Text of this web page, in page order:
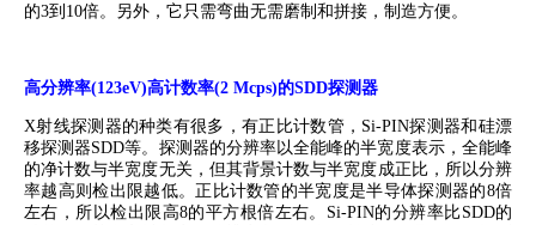
的3到 10倍。另外，它只需弯曲无需磨制和拼接，制造方便。
高分辨率(123eV)高计数率(2 Mcps)的SDD探测器
X射线探测器的种类有很多，有正比计数管， Si-PIN探测器和硅漂
移探测器SDD等。探测器的分辨率以全能峰的半宽度表示，全能峰
的净计数与半宽度无关，但其背景计数与半宽度成正比，所以分辨
率越高则检出限越低。正比计数管的半宽度是半导体探测器的8倍
左右，所以检出限高8的平方根倍左右。 Si-PIN的分辨率比SDD的